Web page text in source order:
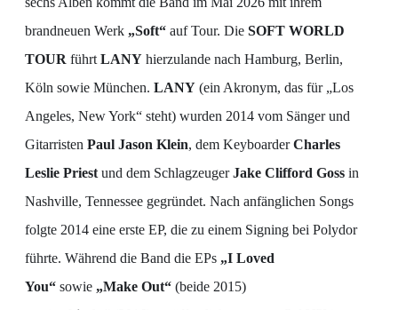
brandneuen Werk „Soft“ auf Tour. Die SOFT WORLD
TOUR führt LANY hierzulande nach Hamburg, Berlin,
Köln sowie München. LANY (ein Akronym, das für „Los
Angeles, New York“ steht) wurden 2014 vom Sänger und
Gitarristen Paul Jason Klein, dem KeyboarderCharles
Leslie Priest und dem SchlagzeugerJake Clifford Goss in
Nashville, Tennessee gegründet. Nach anfänglichen Songs
folgte 2014 eine erste EP, die zu einem Signing bei Polydor
führte. Während die Band die EPs „I Loved
You“ sowie „Make Out“ (beide 2015)